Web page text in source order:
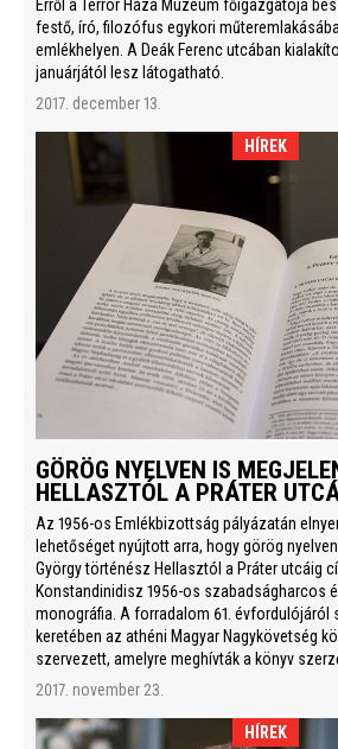
Erről a Terror Háza Múzeum főigazgatója
festő, író, filozófus egykori
emlékhelyen. A Deák Ferenc utcában
januárjától lesz látogatható.
2017. december 13.
HÍREK
GÖRÖG NYELVEN IS
HELLASZTÓL A PRÁTER
Az 1956-os Emlékbizottság pályázatán
lehetőséget nyújtott arra, hogy görög
György történész Hellasztól a Práter utcáig
Konstandinidisz 1956-os szabadságharcos
monográfia. A forradalom 61. évfordulójáról
keretében az athéni Magyar Nagykövetség
szervezett, amelyre meghívták a könyv
2017. november 23.
HÍREK